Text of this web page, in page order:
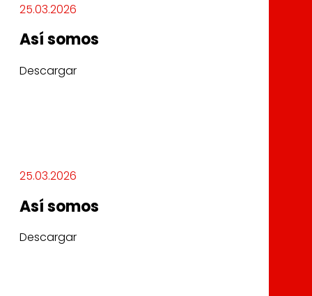
25.03.2026
Así somos
Descargar
25.03.2026
Así somos
Descargar